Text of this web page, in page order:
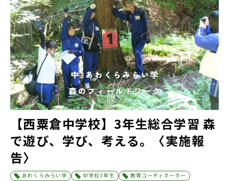
【西粟倉中学校】3年生総合学習 森
で遊び、学び、考える。〈実施報
告〉
あわくらみらい学 中学校3年生
教育コーディネーター